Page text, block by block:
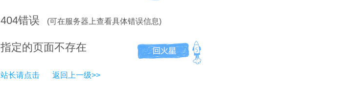
404错误 (可在服务器上查看具体错误信息)
指定的页面不存在
站长请点击 返回上一级>>